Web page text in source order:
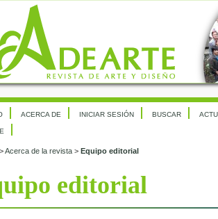
ACERCA DE INICIAR SESIÓN BUSCAR
>Acerca de la revista > Equipo editorial
editorial